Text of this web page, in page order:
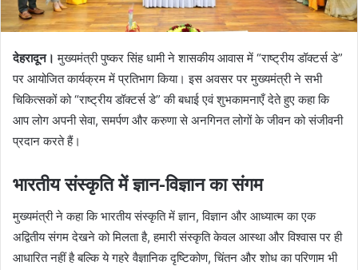
देहरादून।मुख्यमंत्री पुष्कर सिंह धामी ने शासकीय आवास में “राष्ट्रीय डॉक्टर्स डे”
पर आयोजित कार्यक्रम में प्रतिभाग किया। इस अवसर पर मुख्यमंत्री ने सभी
चिकित्सकों को “राष्ट्रीय डॉक्टर्स डे” की बधाई एवं शुभकामनाएँ देते हुए कहा कि
आप लोग अपनी सेवा, समर्पण और करुणा से अनगिनत लोगों के जीवन को संजीवनी
प्रदान करते हैं।
भारतीय संस्कृति में ज्ञान-विज्ञान का संगम
मुख्यमंत्री ने कहा कि भारतीय संस्कृति में ज्ञान, विज्ञान और आध्यात्म का एक
अद्वितीय संगम देखने को मिलता है, हमारी संस्कृति केवल आस्था और विश्वास पर ही
आधारित नहीं है बल्कि ये गहरे वैज्ञानिक दृष्टिकोण, चिंतन और शोध का परिणाम भी